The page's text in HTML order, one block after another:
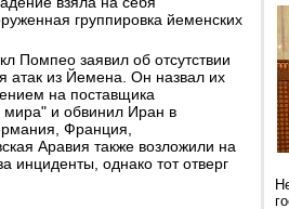
группировка йеменских
Помпео заявил об отсутствии
атак из Йемена. Он назвал их
на поставщика
мира" и обвинил Иран в
Франция,
Аравия также возложили на
инциденты, однако тот отверг